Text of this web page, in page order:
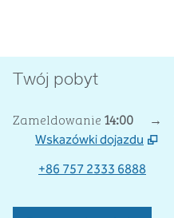
Twój pobyt
Zameldowanie 14:00 →
Wskazówki dojazdu
Otwiera nową kartę
+86 757 2333 6888